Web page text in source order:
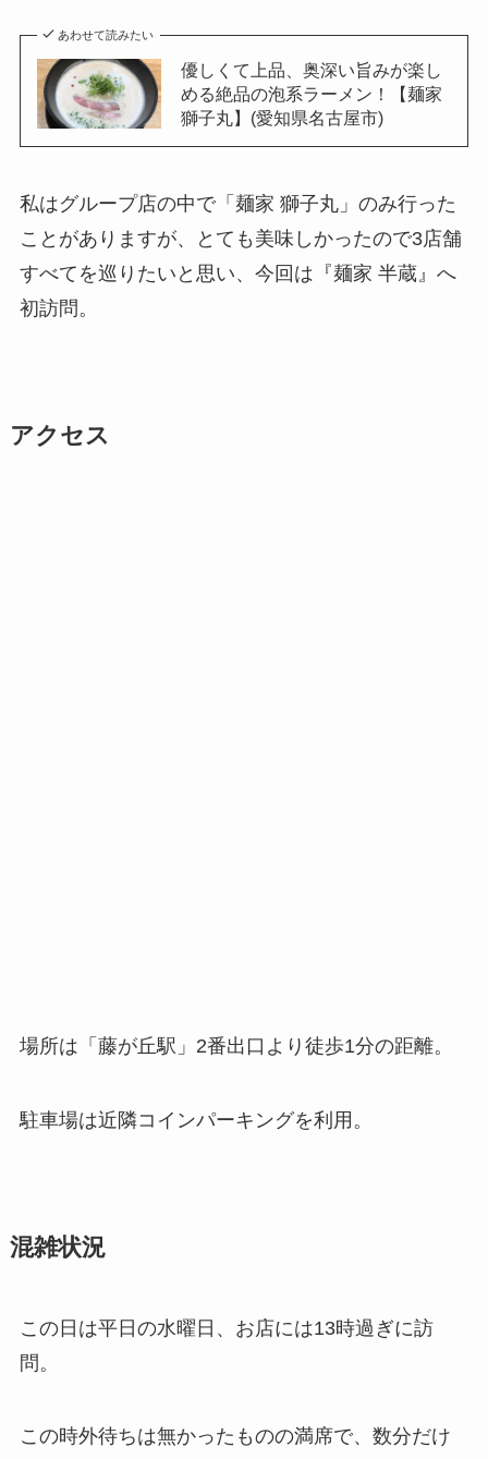
あわせて読みたい
優しくて上品、奥深い旨みが楽し
める絶品の泡系ラーメン！【麺家
獅子丸】(愛知県名古屋市)
私はグループ店の中で「麺家 獅子丸」のみ行った
ことがありますが、とても美味しかったので3店舗
すべてを巡りたいと思い、今回は『麺家 半蔵』へ
初訪問。
アクセス
場所は「藤が丘駅」2番出口より徒歩1分の距離。
駐車場は近隣コインパーキングを利用。
混雑状況
この日は平日の水曜日、お店には13時過ぎに訪
問。
この時外待ちは無かったものの満席で、数分だけ